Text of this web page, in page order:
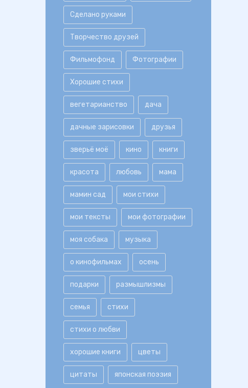
Сделано руками
Творчество друзей
Фильмофонд Фотографии
Хорошие стихи
вегетарианство дача
дачные зарисовки друзья
зверьё моё кино книги
красота любовь мама
мамин сад мои стихи
мои тексты мои фотографии
моя собака музыка
о кинофильмах осень
подарки размышлизмы
семья стихи
стихи о любви
хорошие книги цветы
цитаты японская поэзия